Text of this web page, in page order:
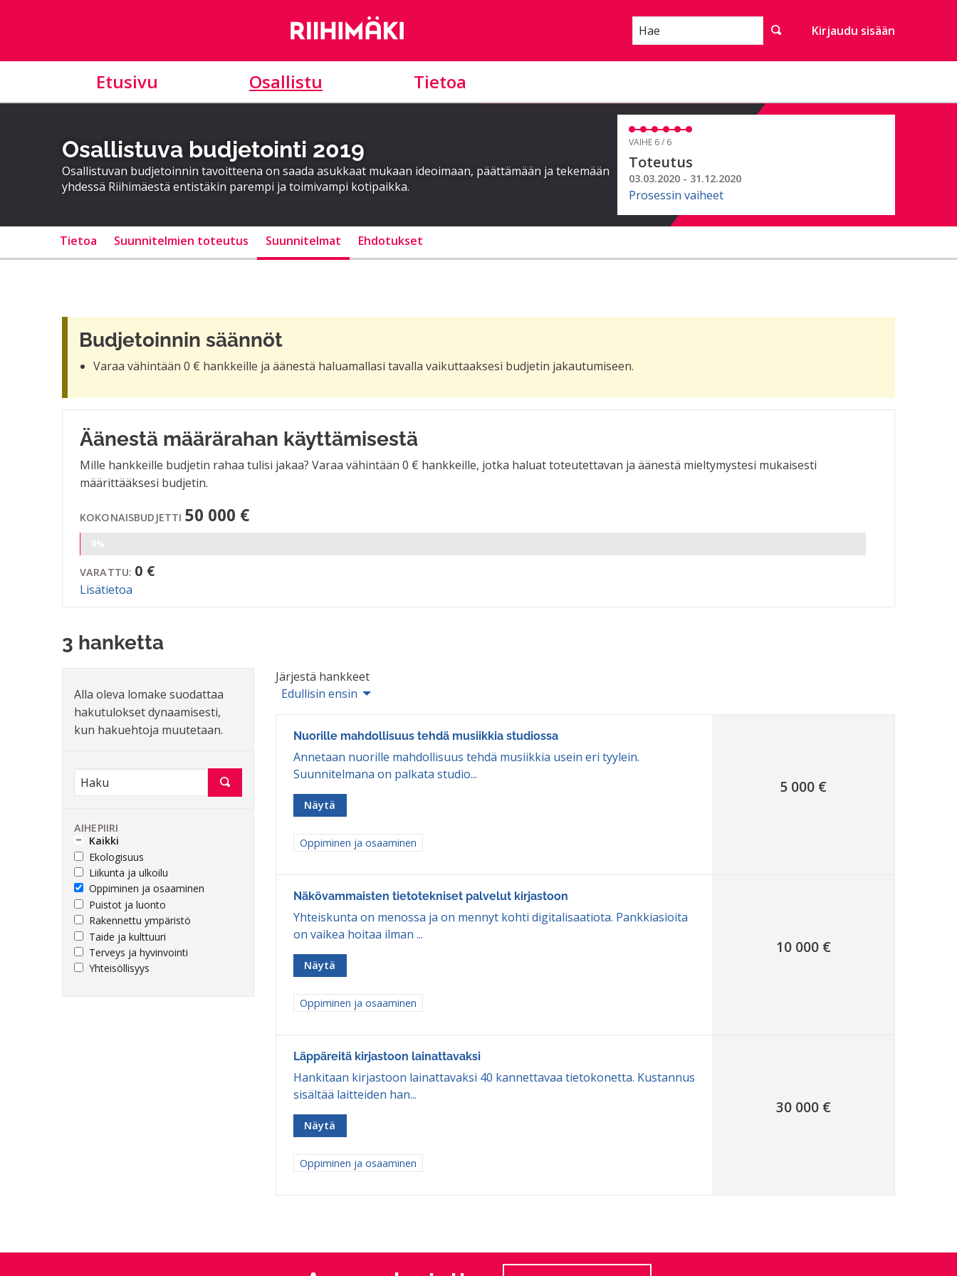
Hae Kirjaudu sisään
Etusivu Osallistu Tietoa
Osallistuva budjetointi 2019
Osallistuvan budjetoinnin tavoitteena on saada asukkaat mukaan ideoimaan, päättämään ja tekemään
yhdessä Riihimäestä entistäkin parempi ja toimivampi kotipaikka.
VAIHE 6 / 6
Toteutus
03.03.2020 - 31.12.2020
Prosessin vaiheet
Tietoa Suunnitelmien toteutus Suunnitelmat Ehdotukset
Budjetoinnin säännöt
Varaa vähintään 0 € hankkeille ja äänestä haluamallasi tavalla vaikuttaaksesi budjetin jakautumiseen.
Äänestä määrärahan käyttämisestä
Mille hankkeille budjetin rahaa tulisi jakaa? Varaa vähintään 0 € hankkeille, jotka haluat toteutettavan ja äänestä mieltymystesi mukaisesti
määrittääksesi budjetin.
KOKONAISBUDJETTI 50 000 €
VARATTU: 0 €
Lisätietoa
3 hanketta
Alla oleva lomake suodattaa
hakutulokset dynaamisesti,
kun hakuehtoja muutetaan.
AIHEPIIRI
Kaikki
Ekologisuus
Liikunta ja ulkoilu
Oppiminen ja osaaminen
Puistot ja luonto
Rakennettu ympäristö
Taide ja kulttuuri
Terveys ja hyvinvointi
Yhteisöllisyys
Järjestä hankkeet
Edullisin ensin
Nuorille mahdollisuus tehdä musiikkia studiossa
Annetaan nuorille mahdollisuus tehdä musiikkia usein eri tyylein.
Suunnitelmana on palkata studio...
Näytä
Rajaa tulokset aihepiirin mukaan: Oppiminen ja osaaminen
Oppiminen ja osaaminen
5 000 €
Näkövammaisten tietotekniset palvelut kirjastoon
Yhteiskunta on menossa ja on mennyt kohti digitalisaatiota. Pankkiasioita
on vaikea hoitaa ilman ...
Näytä
Rajaa tulokset aihepiirin mukaan: Oppiminen ja osaaminen
Oppiminen ja osaaminen
10 000 €
Läppäreitä kirjastoon lainattavaksi
Hankitaan kirjastoon lainattavaksi 40 kannettavaa tietokonetta. Kustannus
sisältää laitteiden han...
Näytä
Rajaa tulokset aihepiirin mukaan: Oppiminen ja osaaminen
Oppiminen ja osaaminen
30 000 €